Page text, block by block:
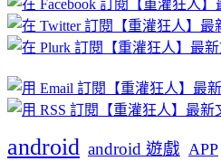
分
類
android android 遊戲 APP